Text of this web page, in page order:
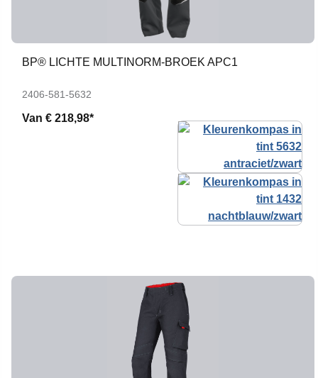
BP® LICHTE MULTINORM-BROEK APC1
2406-581-5632
Van € 218,98*